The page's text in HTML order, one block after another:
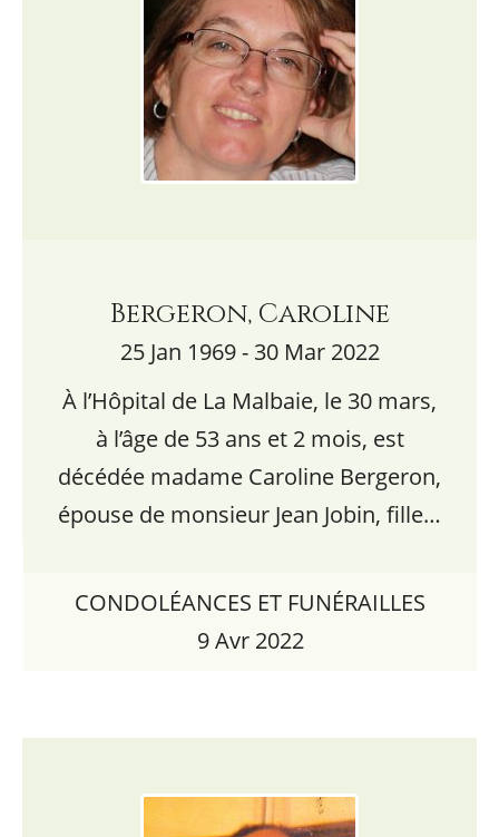
Bergeron, Caroline
25 Jan 1969 - 30 Mar 2022
À l’Hôpital de La Malbaie, le 30 mars,
à l’âge de 53 ans et 2 mois, est
décédée madame Caroline Bergeron,
épouse de monsieur Jean Jobin, fille…
CONDOLÉANCES ET FUNÉRAILLES
9 Avr 2022